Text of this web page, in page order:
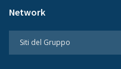
Network